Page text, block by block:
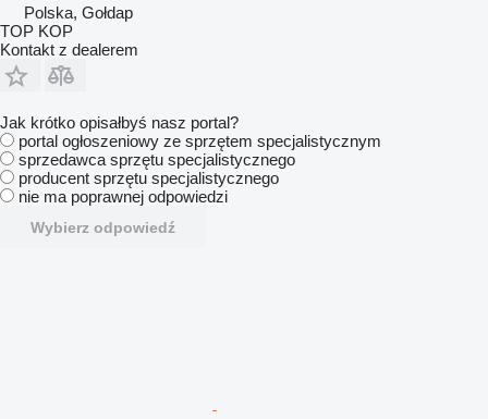
Polska, Gołdap
TOP KOP
Kontakt z dealerem
Jak krótko opisałbyś nasz portal?
portal ogłoszeniowy ze sprzętem specjalistycznym
sprzedawca sprzętu specjalistycznego
producent sprzętu specjalistycznego
nie ma poprawnej odpowiedzi
Wybierz odpowiedź